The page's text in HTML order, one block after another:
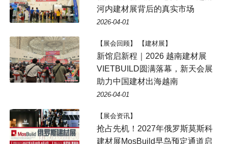
河内建材展背后的真实市场
2026-04-01
【展会回顾】 【建材展】
新馆启新程｜2026 越南建材展
VIETBUILD圆满落幕，新天会展
助力中国建材出海越南
2026-04-01
【展会资讯】
抢占先机！2027年俄罗斯莫斯科
建材展MosBuild早鸟预定通道启